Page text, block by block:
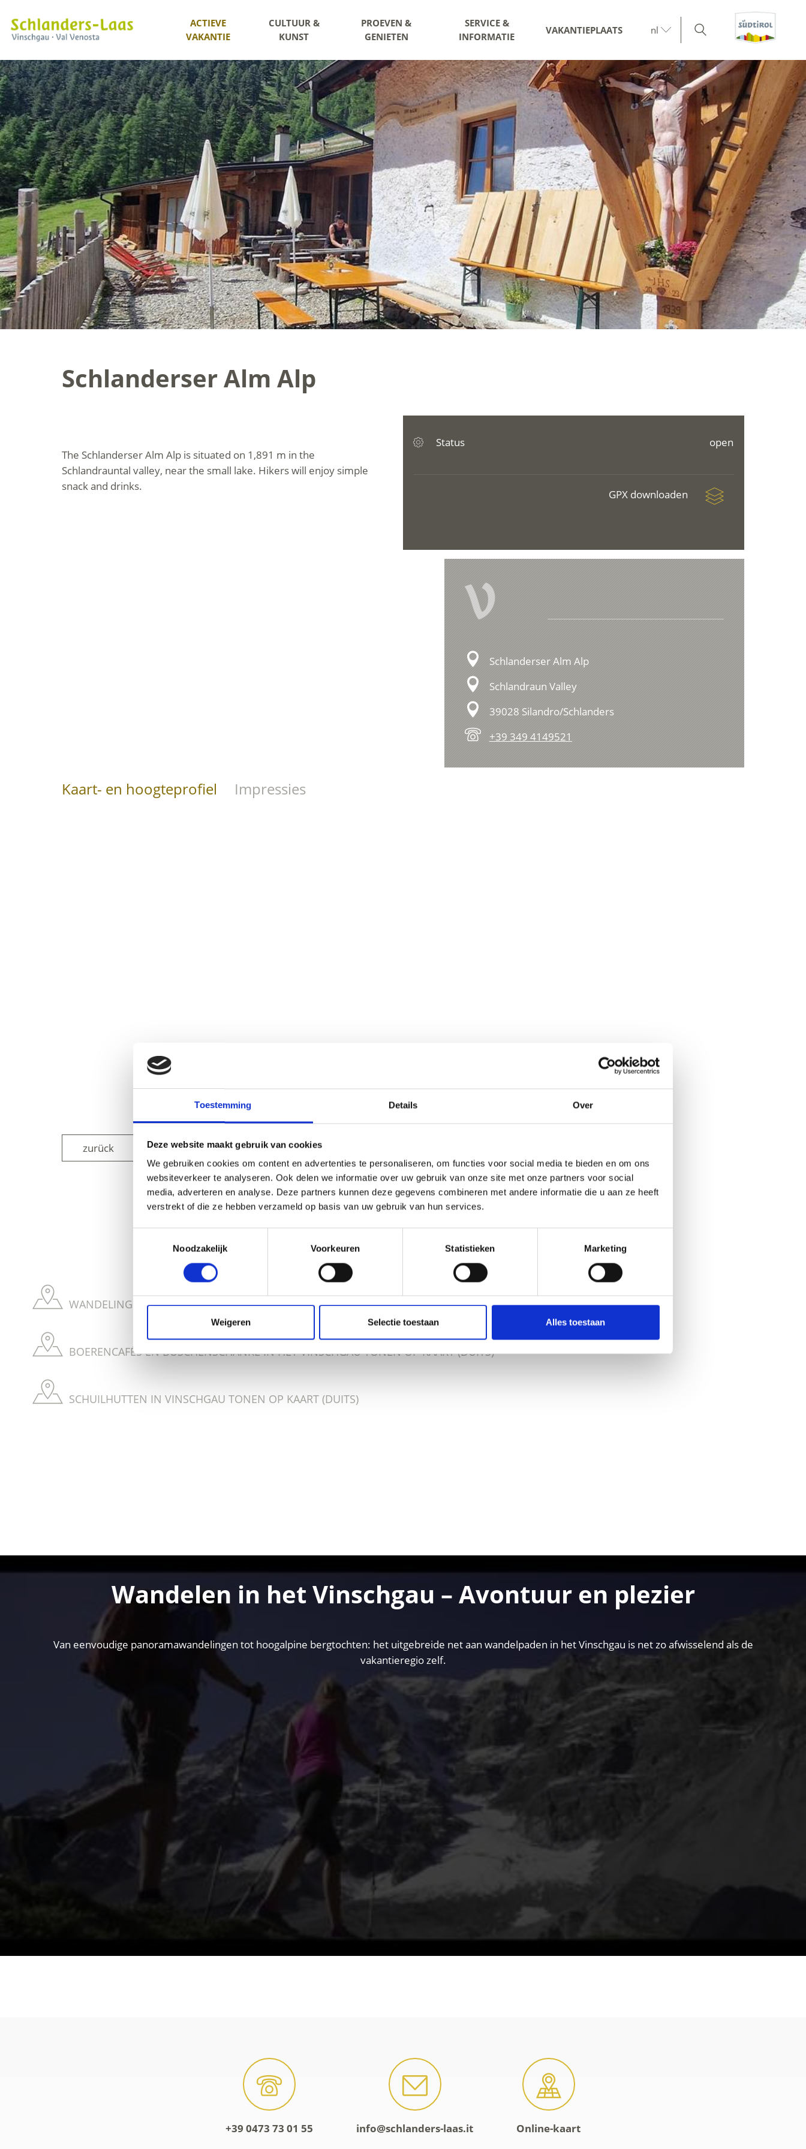
Toestemming Details Over
Deze website maakt gebruik van cookies
We gebruiken cookies om content en advertenties te personaliseren, om functies voor social media te bieden en om ons
websiteverkeer te analyseren. Ook delen we informatie over uw gebruik van onze site met onze partners voor social
media, adverteren en analyse. Deze partners kunnen deze gegevens combineren met andere informatie die u aan ze heeft
verstrekt of die ze hebben verzameld op basis van uw gebruik van hun services.
Noodzakelijk
Voorkeuren Statistieken Marketing
Weigeren Selectie toestaan Alles toestaan
ACTIEVE
VAKANTIE
CULTUUR &
KUNST
PROEVEN &
GENIETEN
SERVICE &
INFORMATIE
VAKANTIEPLAATS nl
Schlanderser Alm Alp
The Schlanderser Alm Alp is situated on 1,891 m in the
Schlandrauntal valley, near the small lake. Hikers will enjoy simple
snack and drinks.
Status open
GPX downloaden
V
Schlanderser Alm Alp
Schlandraun Valley
39028 Silandro/Schlanders
+39 349 4149521
Kaart- en hoogteprofiel Impressies
zurück
WAS DE INHOUD NUTTIG VOOR U?
WANDELINGEN NAAR WEIDEHUTTEN RONDOM SCHLANDERS EN LAAS TONEN OP KAART (DUITS)
BOERENCAFÉS EN BUSCHENSCHÄNKE IN HET VINSCHGAU TONEN OP KAART (DUITS)
SCHUILHUTTEN IN VINSCHGAU TONEN OP KAART (DUITS)
Wandelen in het Vinschgau – Avontuur en plezier
Van eenvoudige panoramawandelingen tot hoogalpine bergtochten: het uitgebreide net aan wandelpaden in het Vinschgau is net zo afwisselend als de
vakantieregio zelf.
+39 0473 73 01 55 info@schlanders-laas.it Online-kaart